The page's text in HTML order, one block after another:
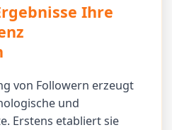
Ihre
von Followern erzeugt
und
Erstens etabliert sie